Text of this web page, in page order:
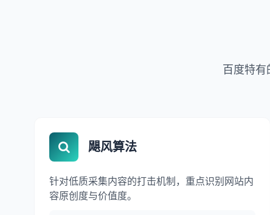
百度特有
飓风算法
针对低质采集内容的打击机制，重点识别网站内
容原创度与价值度。